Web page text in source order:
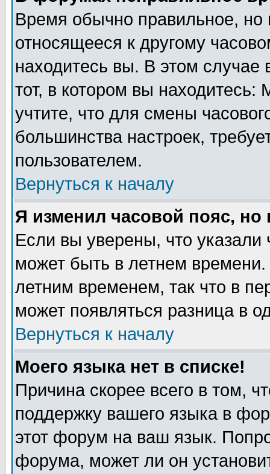
Время обычно правильное,
относящееся к другому
находитесь вы. В этом
тот, в котором вы
учтите, что для смены
большинства настроек,
пользователем.
Вернуться к началу
Я изменил часовой пояс,
Если вы уверены, что указали
может быть в летнем
летним временем, так что в
может появляться разница в
Вернуться к началу
Моего языка нет в списке!
Причина скорее всего в том,
поддержку вашего языка в
этот форум на ваш язык.
форума, может ли он